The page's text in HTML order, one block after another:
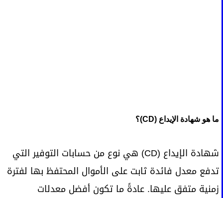
ما هو شهادة الإيداع (CD)؟
شهادة الإيداع (CD) هي نوع من حسابات التوفير التي
تدفع معدل فائدة ثابت على الأموال المحتفظ بها لفترة
زمنية متفق عليها. عادةً ما تكون أفضل معدلات